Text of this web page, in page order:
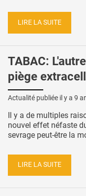
LIRE LA SUITE
TABAC:
piège
Actualité publiée il y a 9
Il y a de multiples
nouvel effet néfaste
sevrage peut-être la
LIRE LA SUITE